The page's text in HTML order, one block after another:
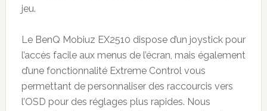
jeu.
Le BenQ Mobiuz EX2510 dispose d’un joystick pour
l’accès facile aux menus de l’écran, mais également
d’une fonctionnalité Extreme Control vous
permettant de personnaliser des raccourcis vers
l’OSD pour des réglages plus rapides. Nous